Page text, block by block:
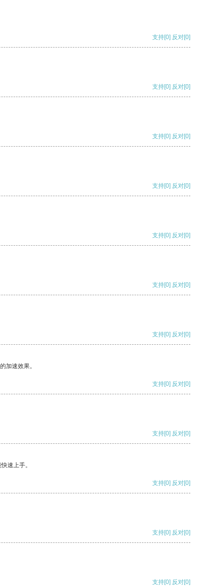
支持[0] 反对[0]
支持[0] 反对[0]
支持[0] 反对[0]
支持[0] 反对[0]
支持[0] 反对[0]
支持[0] 反对[0]
支持[0] 反对[0]
加速效果。
支持[0] 反对[0]
支持[0] 反对[0]
速上手。
支持[0] 反对[0]
支持[0] 反对[0]
支持[0] 反对[0]